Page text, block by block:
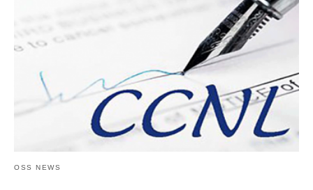
OSS NEWS